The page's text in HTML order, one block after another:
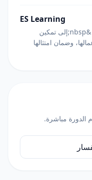
ES Learning
تهدف دورة تطوير السياسات (PoliDv) &nbsp;إلى تمكين
وضمان امتثالها
مباشرة.